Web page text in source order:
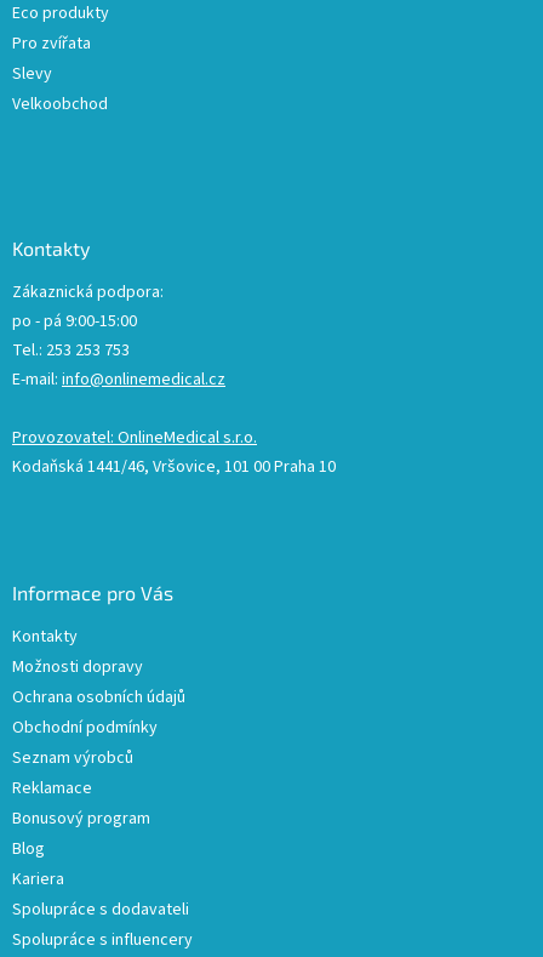
Eco produkty
Pro zvířata
Slevy
Velkoobchod
Kontakty
Zákaznická podpora:
po - pá 9:00-15:00
Tel.: 253 253 753
E-mail: info@onlinemedical.cz
Provozovatel: OnlineMedical s.r.o.
Kodaňská 1441/46, Vršovice, 101 00 Praha 10
Informace pro Vás
Kontakty
Možnosti dopravy
Ochrana osobních údajů
Obchodní podmínky
Seznam výrobců
Reklamace
Bonusový program
Blog
Kariera
Spolupráce s dodavateli
Spolupráce s influencery